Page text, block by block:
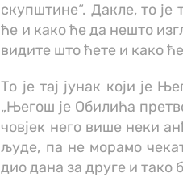
скупштине“. Дакле, то
ће и како ће да нешто
видите што ћете и како
То је тај јунак који је
„Његош је Обилића
човјек него више неки
људе, па не морамо
дио дана за друге и тако